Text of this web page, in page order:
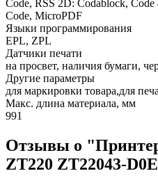
Code, RSS 2D: Codablock,
Code, MicroPDF
Языки программирования
EPL, ZPL
Датчики печати
на просвет, наличия бумаги,
Другие параметры
для маркировки товара,для
Макс. длина материала, мм
991
Отзывы о
ZT220 ZT22043-